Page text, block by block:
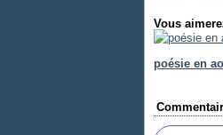
Vous
poésie en